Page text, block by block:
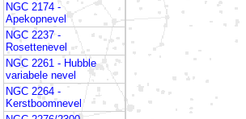
NGC 2174 -
Apekopnevel
NGC 2237 -
Rosettenevel
NGC 2261 - Hubble
variabele nevel
NGC 2264 -
Kerstboomnevel